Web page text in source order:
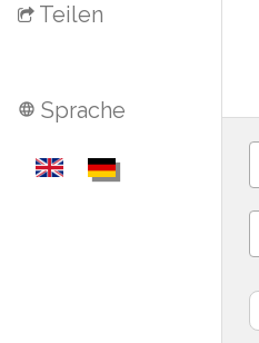
Teilen
language Sprache